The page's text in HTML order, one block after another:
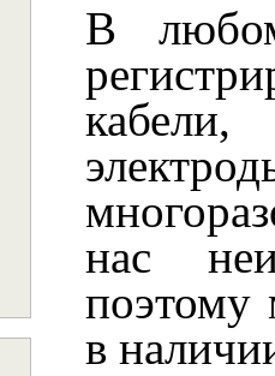
В
нас
поэтому
в